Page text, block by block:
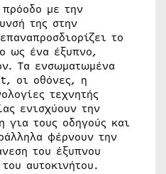
με την
της στην
το
ως ένα έξυπνο,
Τα ενσωματωμένα
οι οθόνες, η
τεχνητής
ενισχύουν την
για τους οδηγούς και
φέρνουν την
του έξυπνου
αυτοκινήτου.